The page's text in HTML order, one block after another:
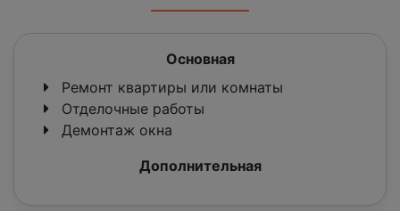
Основная
Ремонт квартиры или комнаты
Отделочные работы
Демонтаж окна
Дополнительная